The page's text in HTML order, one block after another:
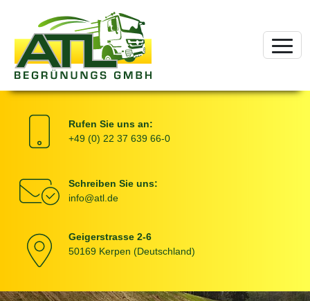
Kontaktinformationen
Rufen Sie uns an:
+49 (0) 22 37 639 66-0
Schreiben Sie uns:
info@atl.de
Geigerstrasse 2-6
50169 Kerpen (Deutschland)